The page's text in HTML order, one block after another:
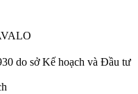
do sở Kế hoạch và Đầu tư